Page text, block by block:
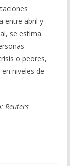
entre abril y
se estima
o peores,
niveles de
Reuters